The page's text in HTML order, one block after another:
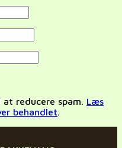
reducere spam. Læs
behandlet.